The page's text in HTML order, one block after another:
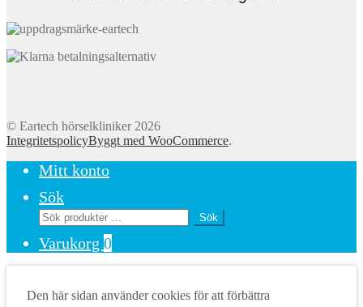
© Eartech hörselkliniker 2026
IntegritetspolicyByggt med WooCommerce.
Mitt konto
Sök
Sök
efter:
Sök
Varukorg 0
Den här sidan använder cookies för att förbättra